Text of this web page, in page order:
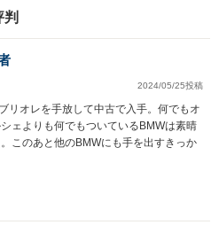
2024/05/25投稿
リオレを手放して中古で入手。何でもオ
ェよりも何でもついているBMWは素晴
このあと他のBMWにも手を出すきっか